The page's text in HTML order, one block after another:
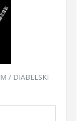
/ DIABELSKI